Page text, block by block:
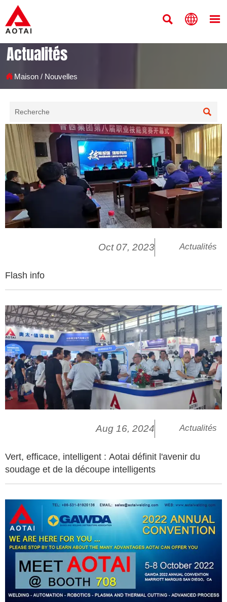
  
Actualités
Maison / Nouvelles

Oct 07, 2023 Actualités
Flash info
Aug 16, 2024 Actualités
Vert, efficace, intelligent : Aotai définit l'avenir du
soudage et de la découpe intelligents